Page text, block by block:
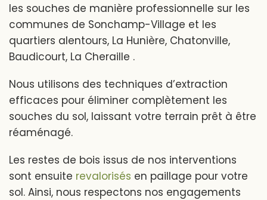
les souches de manière professionnelle sur les
communes de Sonchamp-Village et les
quartiers alentours, La Hunière, Chatonville,
Baudicourt, La Cheraille .
Nous utilisons des techniques d’extraction
efficaces pour éliminer complètement les
souches du sol, laissant votre terrain prêt à être
réaménagé.
Les restes de bois issus de nos interventions
sont ensuite revalorisés en paillage pour votre
sol. Ainsi, nous respectons nos engagements